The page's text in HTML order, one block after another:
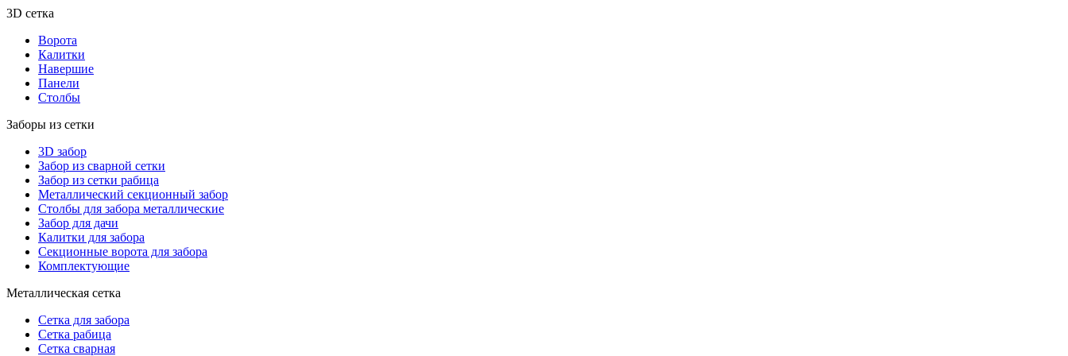
3D сетка
Ворота
Калитки
Навершие
Панели
Столбы
Заборы из сетки
3D забор
Забор из сварной сетки
Забор из сетки рабица
Металлический секционный забор
Столбы для забора металлические
Забор для дачи
Калитки для забора
Секционные ворота для забора
Комплектующие
Металлическая сетка
Сетка для забора
Сетка рабица
Сетка сварная